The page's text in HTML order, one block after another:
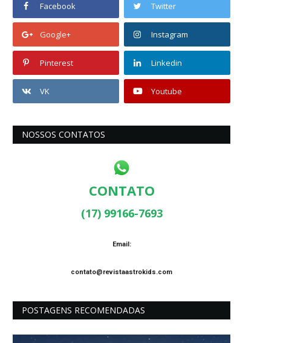
Facebook Twitter
Google+ Instagram
Pinterest Linkedin
VK Youtube
NOSSOS CONTATOS
CONTATO
(17) 99166-7693
Email:
contato@revistaastrokids.com
POSTAGENS RECOMENDADAS